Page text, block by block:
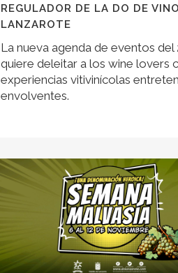
REGULADOR DE LA DO DE
LANZAROTE
La nueva agenda de eventos del
quiere deleitar a los wine lovers
experiencias vitivinícolas
envolventes.